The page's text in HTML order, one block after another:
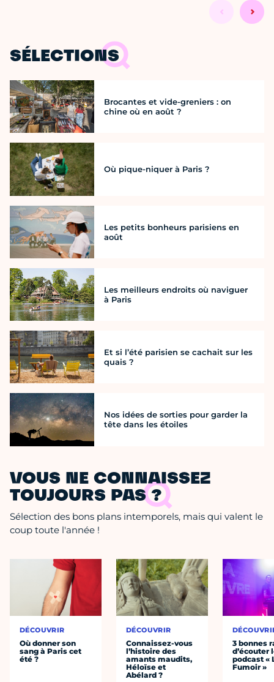
SÉLECTIONS
Brocantes et vide-greniers : on
chine où en août ?
Où pique-niquer à Paris ?
Les petits bonheurs parisiens en
août
Les meilleurs endroits où naviguer
à Paris
Et si l’été parisien se cachait sur les
quais ?
Nos idées de sorties pour garder la
tête dans les étoiles
VOUS NE CONNAISSEZ
TOUJOURS PAS ?
Sélection des bons plans intemporels, mais qui valent le
coup toute l'année !
DÉCOUVRIR
Où donner son
sang à Paris cet
été ?
DÉCOUVRIR
Connaissez-vous
l’histoire des
amants maudits,
Héloïse et
Abélard ?
3 bonnes
d’écouter
podcast «
Fumoir »